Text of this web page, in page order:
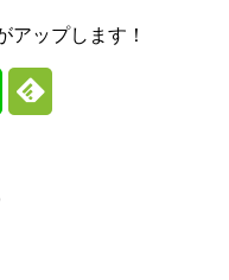
アップします！